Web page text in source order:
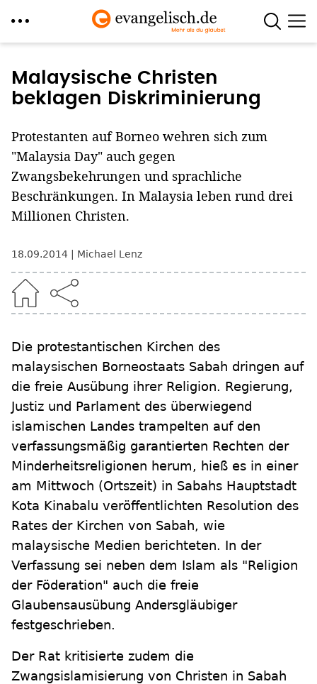
zum
Inhalt
Malaysische Christen
beklagen Diskriminierung
Protestanten auf Borneo wehren sich zum
"Malaysia Day" auch gegen
Zwangsbekehrungen und sprachliche
Beschränkungen. In Malaysia leben rund drei
Millionen Christen.
18.09.2014 Michael Lenz
Die protestantischen Kirchen des
malaysischen Borneostaats Sabah dringen auf
die freie Ausübung ihrer Religion. Regierung,
Justiz und Parlament des überwiegend
islamischen Landes trampelten auf den
verfassungsmäßig garantierten Rechten der
Minderheitsreligionen herum, hieß es in einer
am Mittwoch (Ortszeit) in Sabahs Hauptstadt
Kota Kinabalu veröffentlichten Resolution des
Rates der Kirchen von Sabah, wie
malaysische Medien berichteten. In der
Verfassung sei neben dem Islam als "Religion
der Föderation" auch die freie
Glaubensausübung Andersgläubiger
festgeschrieben.
Der Rat kritisierte zudem die
Zwangsislamisierung von Christen in Sabah